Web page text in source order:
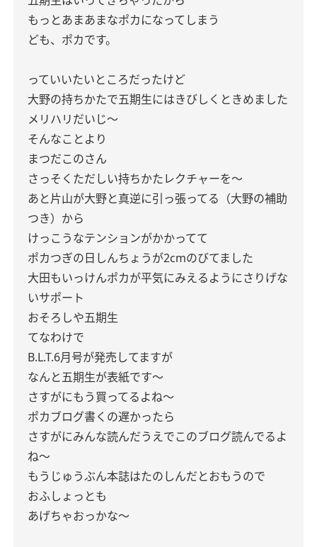
もっとあまあまなポカになってしまう
ども、ポカです。
っていいたいところだったけど
大野の持ちかたで五期生にはきびしくときめました
メリハリだいじ〜
そんなことより
まつだこのさん
さっそくただしい持ちかたレクチャーを〜
あと片山が大野と真逆に引っ張ってる（大野の補助
つき）から
けっこうなテンションがかかってて
ポカつぎの日しんちょうが2cmのびてました
大田もいっけんポカが平気にみえるようにさりげな
いサポート
おそろしや五期生
てなわけで
B.L.T.6月号が発売してますが
なんと五期生が表紙です〜
さすがにもう買ってるよね〜
ポカブログ書くの遅かったら
さすがにみんな読んだうえでこのブログ読んでるよ
ね〜
もうじゅうぶん本誌はたのしんだとおもうので
おふしょっとも
あげちゃおっかな〜